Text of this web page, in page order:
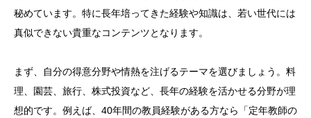
秘めています。特に長年培ってきた経験や知識は、若い世代には
真似できない貴重なコンテンツとなります。
まず、自分の得意分野や情熱を注げるテーマを選びましょう。料
理、園芸、旅行、株式投資など、長年の経験を活かせる分野が理
想的です。例えば、40年間の教員経験がある方なら「定年教師の